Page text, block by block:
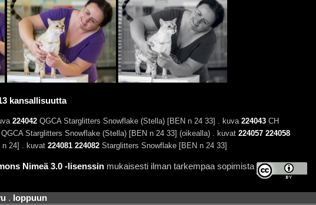
kansallisuutta
224042QGCA Starglitters Snowflake (Stella) [BEN n 24 33] . kuva 224043CH
Starglitters Snowflake (Stella) [BEN n 24 33] (oikealla) . kuvat 224057 224058
n 24] . kuvat 224081 224082Starglitters Snowflake [BEN n 24 33]
Nimeä 3.0 -lisenssinmukaisesti ilman tarkempaa sopimista
. loppuun